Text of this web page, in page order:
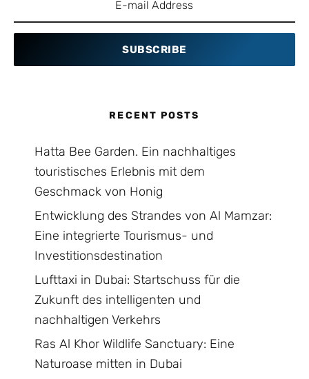
SUBSCRIBE
RECENT POSTS
Hatta Bee Garden. Ein nachhaltiges
touristisches Erlebnis mit dem
Geschmack von Honig
Entwicklung des Strandes von Al Mamzar:
Eine integrierte Tourismus- und
Investitionsdestination
Lufttaxi in Dubai: Startschuss für die
Zukunft des intelligenten und
nachhaltigen Verkehrs
Ras Al Khor Wildlife Sanctuary: Eine
Naturoase mitten in Dubai